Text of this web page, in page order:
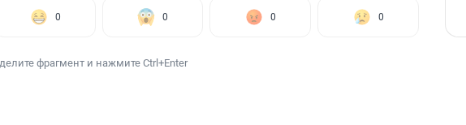
0 0 0 0
фрагмент и нажмите Ctrl+Enter